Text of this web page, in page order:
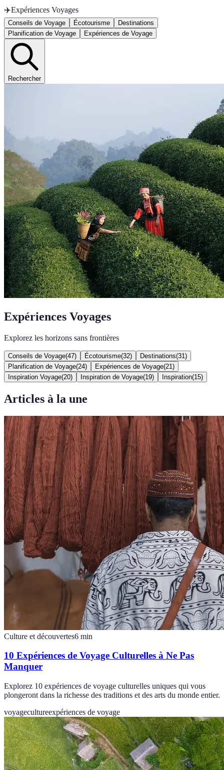
✈️Expériences Voyages
Conseils de Voyage Écotourisme
Destinations
Planification de Voyage
Expériences de Voyage
Rechercher
Expériences Voyages
Explorez les horizons sans frontières
Conseils de Voyage(47) Écotourisme(32) Destinations(31 )
Planification de Voyage(24) Expériences de Voyage(21 )
Inspiration Voyage(20) Inspiration de Voyage(19) Inspiration(15)
Articles à la une
Culture et découvertes6 min
10 Expériences de Voyage Culturelles à Ne Pas
Manquer
Explorez 10 expériences de voyage culturelles uniques qui vous
plongeront dans la richesse des traditions et des arts du monde entier.
voyagecultureexpériences de voyage